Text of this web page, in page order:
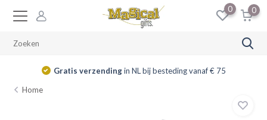
0 0
Gratis verzendingin NL bij besteding vanaf € 75
Home